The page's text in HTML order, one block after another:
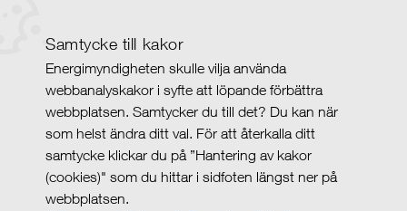
Samtycke till kakor
Energimyndigheten skulle vilja använda
webbanalyskakor i syfte att löpande förbättra
webbplatsen. Samtycker du till det? Du kan när
som helst ändra ditt val. För att återkalla ditt
samtycke klickar du på ”Hantering av kakor
(cookies)" som du hittar i sidfoten längst ner på
webbplatsen.